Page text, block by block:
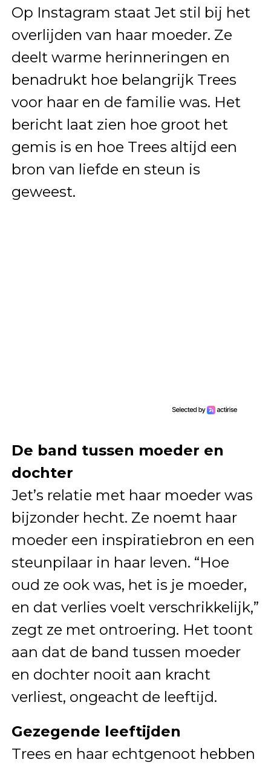
Op Instagram staat Jet stil bij het
overlijden van haar moeder. Ze
deelt warme herinneringen en
benadrukt hoe belangrijk Trees
voor haar en de familie was. Het
bericht laat zien hoe groot het
gemis is en hoe Trees altijd een
bron van liefde en steun is
geweest.
De band tussen moeder en
dochter
Jet’s relatie met haar moeder was
bijzonder hecht. Ze noemt haar
moeder een inspiratiebron en een
steunpilaar in haar leven. “Hoe
oud ze ook was, het is je moeder,
en dat verlies voelt verschrikkelijk,”
zegt ze met ontroering. Het toont
aan dat de band tussen moeder
en dochter nooit aan kracht
verliest, ongeacht de leeftijd.
Gezegende leeftijden
Trees en haar echtgenoot hebben